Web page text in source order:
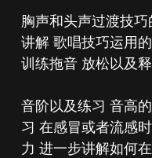
胸声和头声过渡技
讲解 歌唱技巧运用
训练拖音 放松以及
音阶以及练习 音高
习 在感冒或者流感
力 进一步讲解如何